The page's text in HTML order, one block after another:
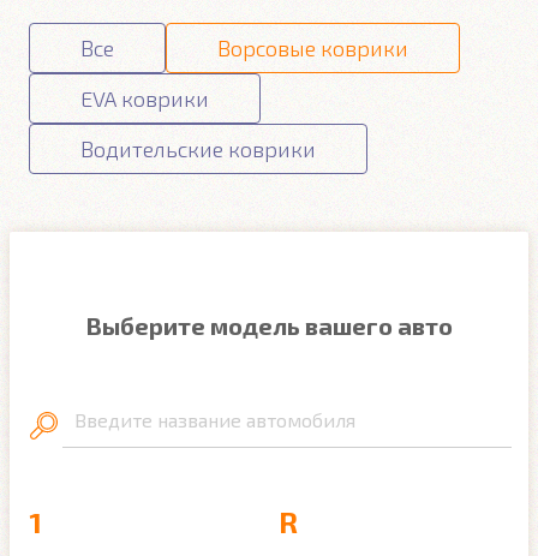
Все
Ворсовые коврики
EVA коврики
Водительские коврики
Выберите модель вашего авто
Введите название автомобиля
1 R